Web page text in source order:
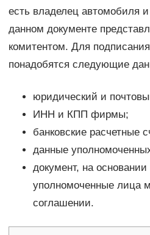
есть владелец автомобиля
данном документе
комитентом. Для
понадобятся следующие
юридический и
ИНН и КПП фирмы;
банковские расчетные
данные
документ, на основании
уполномоченные лица
соглашении.